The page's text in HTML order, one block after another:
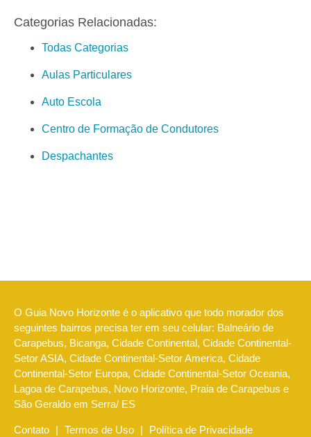
Categorias Relacionadas:
Todas Categorias
Aulas Particulares
Auto Escola
Centro de Formação de Condutores
Despachantes
O Guia Novo Horizonte é o aplicativo que todo morador dos
seguintes bairros precisa ter em seu celular: Balneário de
Carapebus, Bicanga, Cidade Continental, Cidade Continental-
Setor ASIA, Cidade Continental-Setor America, Cidade
Continental-Setor Europa, Cidade Continental-Setor Oceania,
Lagoa de Carapebus, Novo Horizonte, Praia de Carapebus e
São Geraldo em Serra/ ES
Contato | Termos de Uso | Política de Privacidade